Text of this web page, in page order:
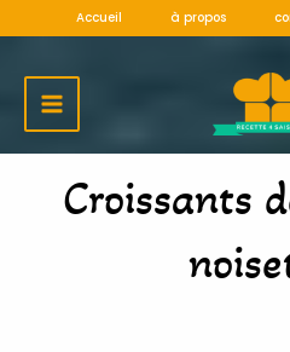
contenu
Accueil à propos
MENU
Croissants